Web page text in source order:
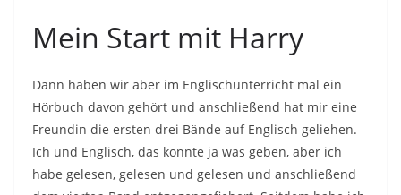
Mein Start mit Harry
Dann haben wir aber im Englischunterricht mal ein
Hörbuch davon gehört und anschließend hat mir eine
Freundin die ersten drei Bände auf Englisch geliehen.
Ich und Englisch, das konnte ja was geben, aber ich
habe gelesen, gelesen und gelesen und anschließend